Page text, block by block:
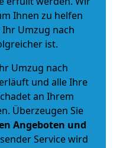
Ihnen zu helfen
Umzug nach
ist.
Umzug nach
und alle Ihre
an Ihrem
Überzeugen Sie
Angeboten und
Service wird